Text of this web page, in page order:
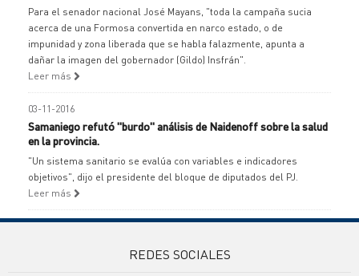
Para el senador nacional José Mayans, "toda la campaña sucia
acerca de una Formosa convertida en narco estado, o de
impunidad y zona liberada que se habla falazmente, apunta a
dañar la imagen del gobernador (Gildo) Insfrán".
Leer más
03-11-2016
Samaniego refutó "burdo" análisis de Naidenoff sobre la salud
en la provincia.
"Un sistema sanitario se evalúa con variables e indicadores
objetivos", dijo el presidente del bloque de diputados del PJ.
Leer más
REDES SOCIALES